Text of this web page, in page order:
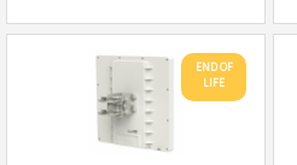
END OF
LIFE